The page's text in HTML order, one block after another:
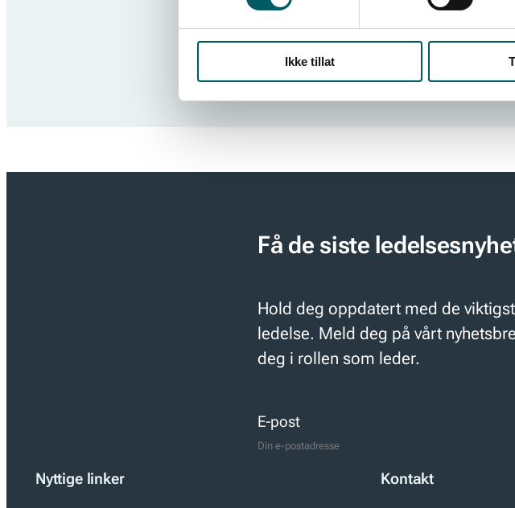
Ikke tillat
Få de siste
Hold deg oppdatert med de
ledelse. Meld deg på vårt
deg i rollen som leder.
E-post
Nyttige linker Kontakt